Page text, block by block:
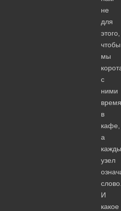
не
для
этого,
чтобы
мы
с
ними
время
в
кафе,
а
узел
И
какое